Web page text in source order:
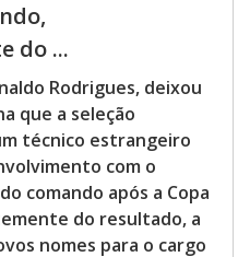
do ...
Rodrigues, deixou
que a seleção
técnico estrangeiro
com o
comando após a Copa
do resultado, a
nomes para o cargo